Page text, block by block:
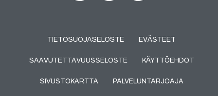
TIETOSUOJASELOSTE EVÄSTEET
SAAVUTETTAVUUSSELOSTE KÄYTTÖEHDOT
SIVUSTOKARTTA PALVELUNTARJOAJA